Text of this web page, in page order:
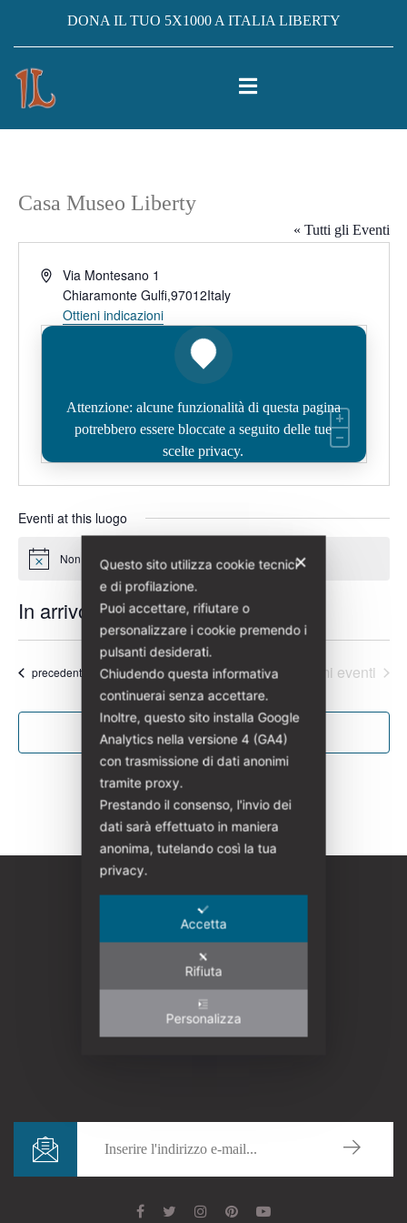
DONA IL TUO 5X1000 A ITALIA LIBERTY
Casa Museo Liberty
« Tutti gli Eventi
IndirizzoVia Montesano 1
Chiaramonte Gulfi,97012Italy
Ottieni indicazioni
Attenzione: alcune funzionalità di questa pagina
potrebbero essere bloccate a seguito delle tue
scelte privacy.
Eventi at this luogo
Notice Non ci sono eventi previsti.
In arrivo
data.
Eventi
precedenti Oggi Prossimi eventi
Iscriviti al calendario
✕
Questo sito utilizza cookie tecnici
e di profilazione.
Puoi accettare, rifiutare o
personalizzare i cookie premendo i
pulsanti desiderati.
Chiudendo questa informativa
continuerai senza accettare.
Inoltre, questo sito installa Google
Analytics nella versione 4 (GA4)
con trasmissione di dati anonimi
tramite proxy.
Prestando il consenso, l'invio dei
dati sarà effettuato in maniera
anonima, tutelando così la tua
privacy.
Accetta
Rifiuta
Personalizza